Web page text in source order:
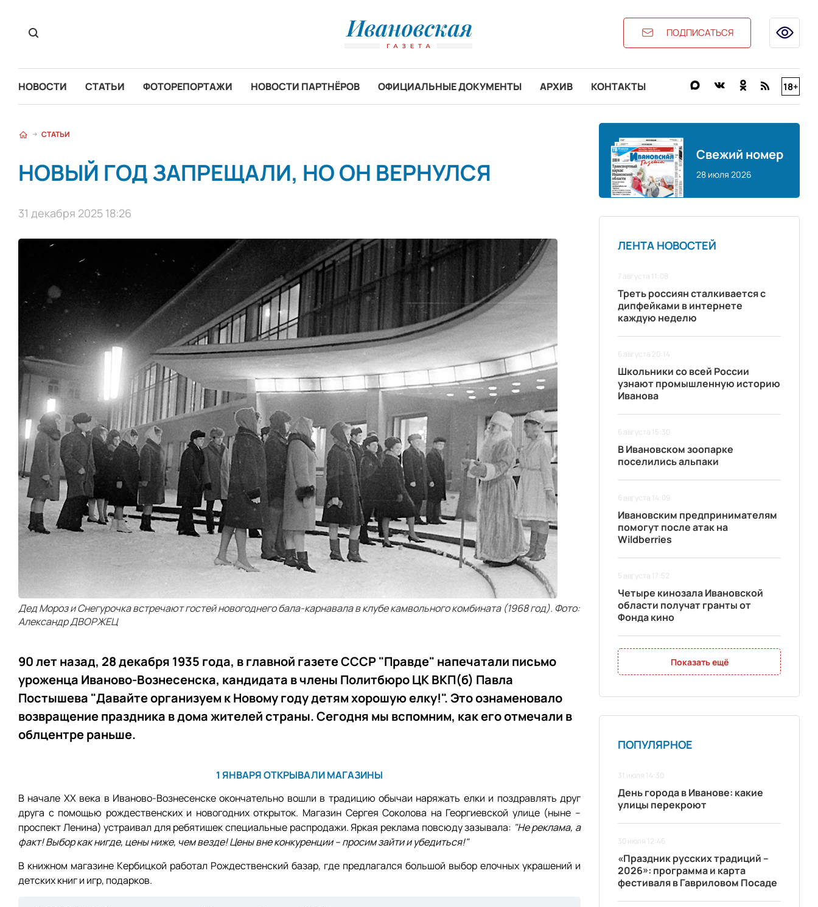
ПОДПИСАТЬСЯ
НОВОСТИ СТАТЬИ ФОТОРЕПОРТАЖИ НОВОСТИ ПАРТНЁРОВ ОФИЦИАЛЬНЫЕ ДОКУМЕНТЫ АРХИВ КОНТАКТЫ 18+
СТАТЬИ
НОВЫЙ ГОД ЗАПРЕЩАЛИ, НО ОН ВЕРНУЛСЯ
31 декабря 2025 18:26
Дед Мороз и Снегурочка встречают гостей новогоднего бала-карнавала в клубе камвольного комбината (1968 год). Фото:
Александр ДВОРЖЕЦ
90 лет назад, 28 декабря 1935 года, в главной газете СССР "Правде" напечатали письмо
уроженца Иваново-Вознесенска, кандидата в члены Политбюро ЦК ВКП(б) Павла
Постышева "Давайте организуем к Новому году детям хорошую елку!". Это ознаменовало
возвращение праздника в дома жителей страны. Сегодня мы вспомним, как его отмечали в
облцентре раньше.
1 ЯНВАРЯ ОТКРЫВАЛИ МАГАЗИНЫ
В начале XX века в Иваново-Вознесенске окончательно вошли в традицию обычаи наряжать елки и поздравлять друг
друга с помощью рождественских и новогодних открыток. Магазин Сергея Соколова на Георгиевской улице (ныне –
проспект Ленина) устраивал для ребятишек специальные распродажи. Яркая реклама повсюду зазывала: "Не реклама, а
факт! Выбор как нигде, цены ниже, чем везде! Цены вне конкуренции – просим зайти и убедиться!"
В книжном магазине Кербицкой работал Рождественский базар, где предлагался большой выбор елочных украшений и
детских книг и игр, подарков.
Свежий номер
28 июля 2026
ЛЕНТА НОВОСТЕЙ
7 августа 11:08
Треть россиян сталкивается с
дипфейками в интернете
каждую неделю
6 августа 20:14
Школьники со всей России
узнают промышленную историю
Иванова
6 августа 15:30
В Ивановском зоопарке
поселились альпаки
6 августа 14:09
Ивановским предпринимателям
помогут после атак на
Wildberries
5 августа 17:52
Четыре кинозала Ивановской
области получат гранты от
Фонда кино
Показать ещё
ПОПУЛЯРНОЕ
31 июля 14:30
День города в Иванове: какие
улицы перекроют
30 июля 12:46
«Праздник русских традиций –
2026»: программа и карта
фестиваля в Гавриловом Посаде